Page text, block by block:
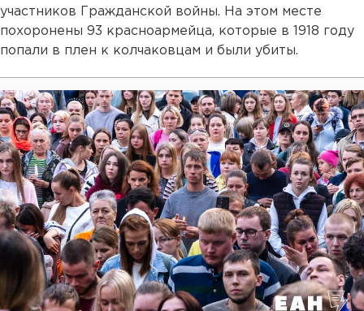
участников Гражданской войны. На этом месте
похоронены 93 красноармейца, которые в 1918 году
попали в плен к колчаковцам и были убиты.